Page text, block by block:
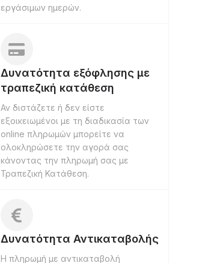
εργάσιμων ημερών.
Δυνατότητα εξόφλησης με
τραπεζική κατάθεση
Αν διστάζετε ή δεν είστε
εξοικειωμένοι με τη διαδικασία των
online πληρωμών μπορείτε να
ολοκληρώσετε την αγορά σας
κάνοντας την πληρωμή σας με
Τραπεζική Κατάθεση.
Δυνατότητα Αντικαταβολής
Η πληρωμή με αντικαταβολή